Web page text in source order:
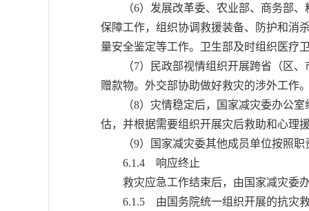
（6）发展改革委、农业部、商务部、
保障工作，组织协调救援装备、防护和消
量安全鉴定等工作。卫生部及时组织医疗
（7）民政部视情组织开展跨省（区、
赠款物。外交部协助做好救灾的涉外工作
（8）灾情稳定后，国家减灾委办公室
估，并根据需要组织开展灾后救助和心理
（9）国家减灾委其他成员单位按照职
6.1.4 响应终止
救灾应急工作结束后，由国家减灾委
6.1.5 由国务院统一组织开展的抗灾救